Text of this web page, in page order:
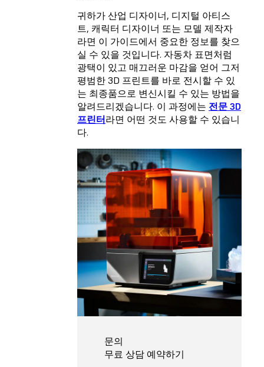
귀하가 산업 디자이너, 디지털 아티스
트, 캐릭터 디자이너 또는 모델 제작자
라면 이 가이드에서 중요한 정보를 찾으
실 수 있을 것입니다. 자동차 표면처럼
광택이 있고 매끄러운 마감을 얻어 그저
평범한 3D 프린트를 바로 전시할 수 있
는 최종품으로 변신시킬 수 있는 방법을
알려드리겠습니다. 이 과정에는 전문 3D
프린터라면 어떤 것도 사용할 수 있습니
다.
문의
무료 상담 예약하기